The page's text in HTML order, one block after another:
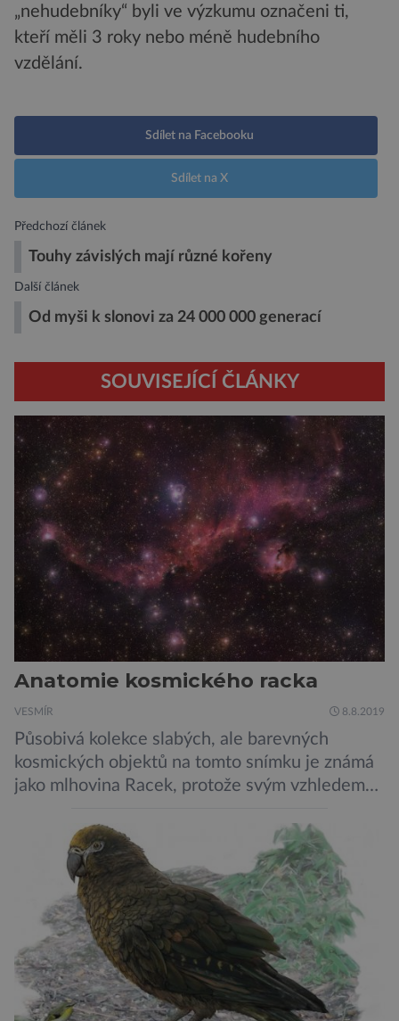
„nehudebníky“ byli ve výzkumu označeni ti,
kteří měli 3 roky nebo méně hudebního
vzdělání.
Sdílet na Facebooku
Sdílet na X
Předchozí článek
Touhy závislých mají různé kořeny
Další článek
Od myši k slonovi za 24 000 000 generací
SOUVISEJÍCÍ ČLÁNKY
Anatomie kosmického racka
VESMÍR 8.8.2019
Působivá kolekce slabých, ale barevných
kosmických objektů na tomto snímku je známá
jako mlhovina Racek, protože svým vzhledem
prachu, vodíku, hélia a malého množství těžších
chemických prvků. Celá oblast je místem zrodu
nových hvězd. Mimořádné rozlišení tohoto
záběru pořízeného pomocí přehlídkového
teleskopu ESO/VST odhaluje detaily
jednotlivých astronomických objektů, […]